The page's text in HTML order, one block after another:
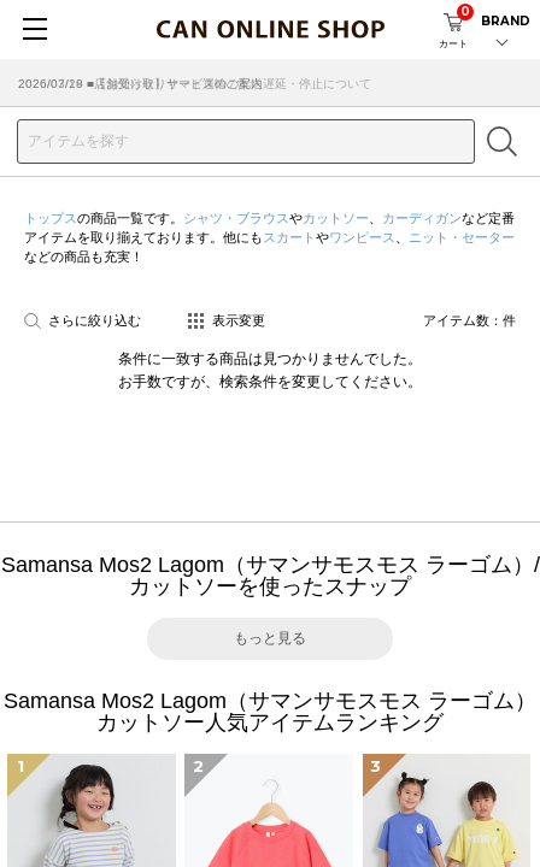
カート
0
BRAND
2026/07/29 ■【お知らせ】ヤマト運輸の配送遅延・停止について
2026/03/18 ■店舗受け取りサービスのご案内
トップスの商品一覧です。 シャツ・ブラウスやカットソー カーディガンなど定番
アイテムを取り揃えております。他にも スカート やワンピース
ニット・セーター
などの商品も充実！
さらに絞り込む 表示変更 アイテム数： 件
条件に一致する商品は見つかりませんでした。
お手数ですが、検索条件を変更してください。
Samansa Mos2 Lagom（サマンサモスモス ラーゴム）/
カットソーを使ったスナップ
もっと見る
Samansa Mos2 Lagom（サマンサモスモス ラーゴム）
カットソー人気アイテムランキング
1 2 3